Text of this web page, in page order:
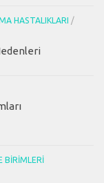
HASTALIKLARI
/
BIRIMLERI